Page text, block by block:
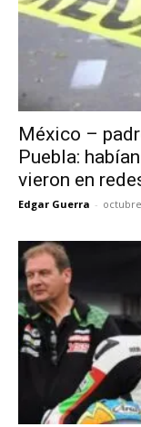
México –
Puebla:
vieron en
Edgar Guerra -